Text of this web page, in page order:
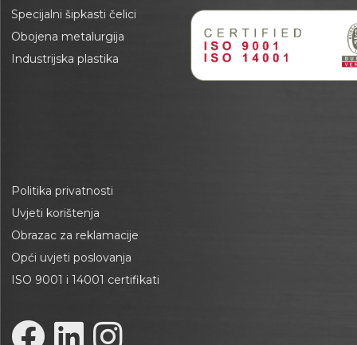
Specijalni šipkasti čelici
Obojena metalurgija
Industrijska plastika
Politika privatnosti
Uvjeti korištenja
Obrazac za reklamacije
Opći uvjeti poslovanja
ISO 9001 i 14001 certifikati